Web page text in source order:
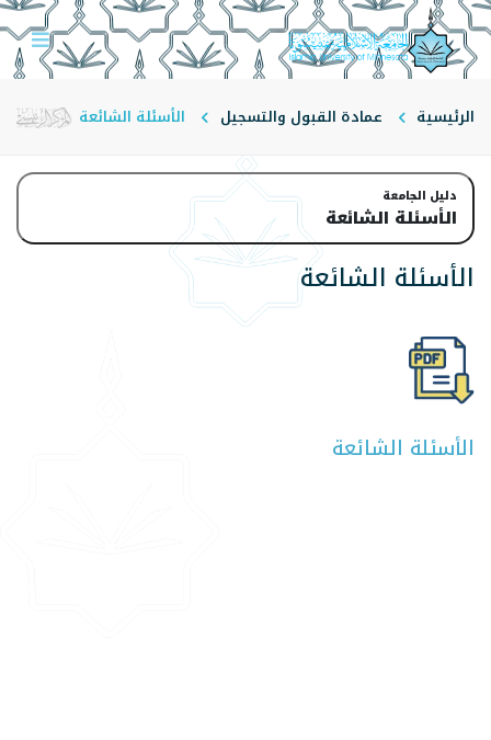
الرئيسية عمادة القبول والتسجيل الأسئلة الشائعة
دليل الجامعة
الأسئلة الشائعة
الأسئلة الشائعة
الأسئلة الشائعة